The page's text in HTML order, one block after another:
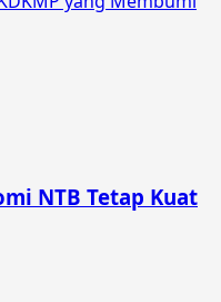
NTB Tetap Kuat